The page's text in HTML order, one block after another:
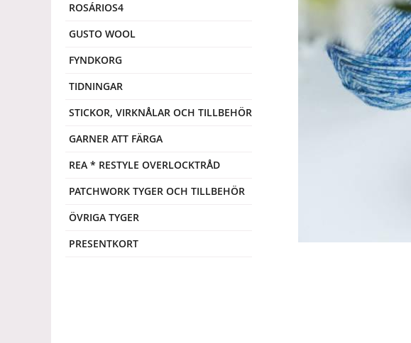
ROSÁRIOS4
GUSTO WOOL
FYNDKORG
TIDNINGAR
STICKOR, VIRKNÅLAR OCH TILLBEHÖR
GARNER ATT FÄRGA
REA * RESTYLE OVERLOCKTRÅD
PATCHWORK TYGER OCH TILLBEHÖR
ÖVRIGA TYGER
PRESENTKORT